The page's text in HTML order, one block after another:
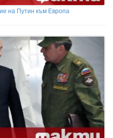
на Путин към Европа